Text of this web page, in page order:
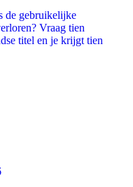
de gebruikelijke
Vraag tien
titel en je krijgt tien